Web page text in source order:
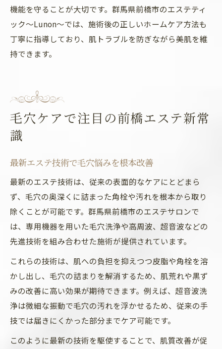
機能を守ることが大切です。群馬県前橋市のエステティ
ック～Lunon～では、施術後の正しいホームケア方法も
丁寧に指導しており、肌トラブルを防ぎながら美肌を維
持できます。
毛穴ケアで注目の前橋エステ新常
識
最新エステ技術で毛穴悩みを根本改善
最新のエステ技術は、従来の表面的なケアにとどまら
ず、毛穴の奥深くに詰まった角栓や汚れを根本から取り
除くことが可能です。群馬県前橋市のエステサロンで
は、専用機器を用いた毛穴洗浄や高周波、超音波などの
先進技術を組み合わせた施術が提供されています。
これらの技術は、肌への負担を抑えつつ皮脂や角栓を溶
かし出し、毛穴の詰まりを解消するため、肌荒れや黒ず
みの改善に高い効果が期待できます。例えば、超音波洗
浄は微細な振動で毛穴の汚れを浮かせるため、従来の手
技では届きにくかった部分までケア可能です。
このように最新の技術を駆使することで、肌質改善が促